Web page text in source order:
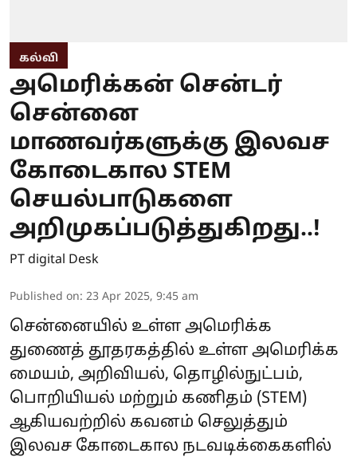
கல்வி
அமெரிக்கன் சென்டர்
சென்னை
மாணவர்களுக்கு இலவச
கோடைகால STEM
செயல்பாடுகளை
அறிமுகப்படுத்துகிறது..!
PT digital Desk
Published on: 23 Apr 2025, 9:45 am
சென்னையில் உள்ள அமெரிக்க
துணைத் தூதரகத்தில் உள்ள அமெரிக்க
மையம், அறிவியல், தொழில்நுட்பம்,
பொறியியல் மற்றும் கணிதம் (STEM)
ஆகியவற்றில் கவனம் செலுத்தும்
இலவச கோடைகால நடவடிக்கைகளில்